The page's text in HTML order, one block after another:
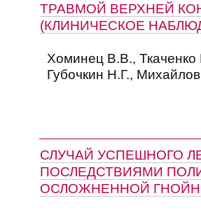
ТРАВМОЙ ВЕРХНЕЙ
(КЛИНИЧЕСКОЕ
Хоминец В.В.,
Губочкин Н.Г.,
СЛУЧАЙ УСПЕШНОГО
ПОСЛЕДСТВИЯМИ
ОСЛОЖНЕННОЙ